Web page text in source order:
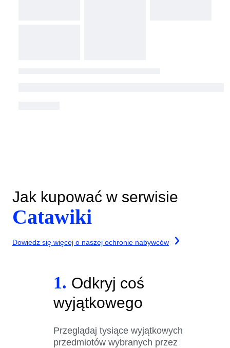
Jak kupować w serwisie
Catawiki
Dowiedz się więcej o naszej ochronie nabywców
1. Odkryj coś
wyjątkowego
Przeglądaj tysiące wyjątkowych
przedmiotów wybranych przez